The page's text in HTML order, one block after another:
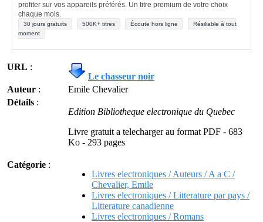
profiter sur vos appareils préférés. Un titre premium de votre choix
chaque mois.
30 jours gratuits 500K+ titres Écoute hors ligne
Résiliable à tout
moment
URL :
Le chasseur noir
Auteur :
Emile Chevalier
Détails :
Edition Bibliotheque electronique du Quebec
Livre gratuit a telecharger au format PDF - 683
Ko - 293 pages
Catégorie :
Livres electroniques / Auteurs / A a C /
Chevalier, Emile
Livres electroniques / Litterature par pays /
Litterature canadienne
Livres electroniques / Romans